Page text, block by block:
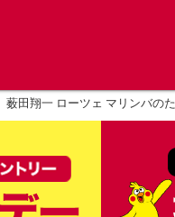
薮田翔一 ローツェ マリンバの